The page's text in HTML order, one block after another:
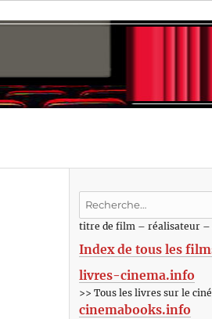
Recherche
:titre de film – réalisateur –
Index de tous les
livres-cinema.info
>> Tous les livres sur le
cinemabooks.info